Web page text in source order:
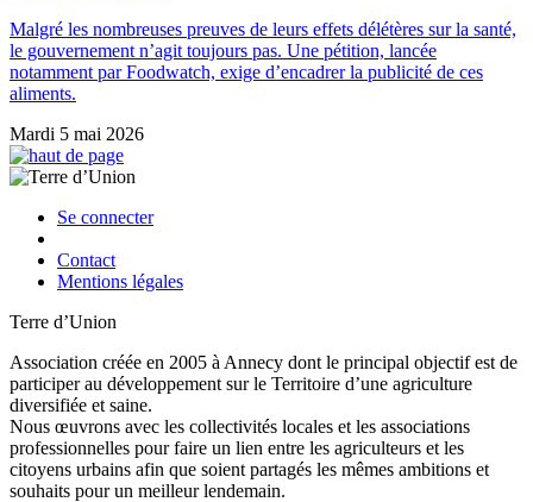
Malgré les nombreuses preuves de leurs effets délétères sur la santé,
le gouvernement n’agit toujours pas. Une pétition, lancée
notamment par Foodwatch, exige d’encadrer la publicité de ces
aliments.
Mardi 5 mai 2026
Se connecter
Contact
Mentions légales
Terre d’Union
Association créée en 2005 à Annecy dont le principal objectif est de
participer au développement sur le Territoire d’une agriculture
diversifiée et saine.
Nous œuvrons avec les collectivités locales et les associations
professionnelles pour faire un lien entre les agriculteurs et les
citoyens urbains afin que soient partagés les mêmes ambitions et
souhaits pour un meilleur lendemain.